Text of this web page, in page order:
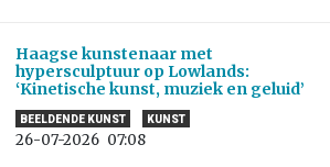
Haagse kunstenaar met
hypersculptuur op Lowlands:
‘Kinetische kunst, muziek en geluid’
BEELDENDE KUNST KUNST
26-07-2026 07:08